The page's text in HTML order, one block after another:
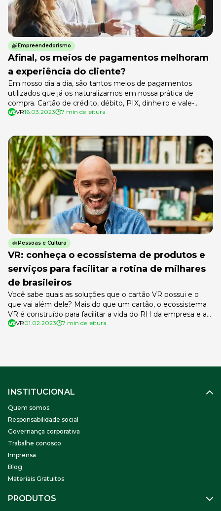
Empreendedorismo
Afinal, os meios de pagamentos melhoram
a experiência do cliente?
Em nosso dia a dia, são tantos meios de pagamentos
utilizados que já os naturalizamos em nossa prática de
compra. Cartão de crédito, débito, PIX, dinheiro e vale-
refeição! Assim, é possível se perder dentre as opções sem
pode […]
VR16.03.2023 7 min de leitura
Pessoas e Cultura
VR: conheça o ecossistema de produtos e
serviços para facilitar a rotina de milhares
de brasileiros
Você sabe quais as soluções que o cartão VR possui e o
que vai além dele? Mais do que um cartão, o ecossistema
VR é construído para facilitar a vida do RH da empresa e a
dos demais trabalhadores. Ele reúne diversos produtos em
VR01.02.2023 7 min de leitura
INSTITUCIONAL
Quem somos
Responsabilidade social
Governança corporativa
Trabalhe conosco
Imprensa
Blog
Materiais Gratuitos
PRODUTOS